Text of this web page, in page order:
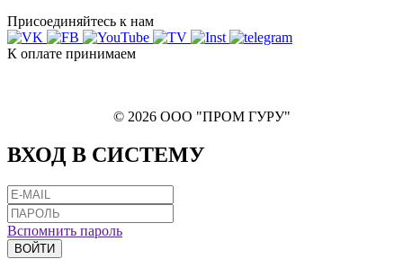
Присоединяйтесь к нам
К оплате принимаем
© 2026 ООО "ПРОМ ГУРУ"
ВХОД В СИСТЕМУ
Вспомнить пароль
ВОЙТИ